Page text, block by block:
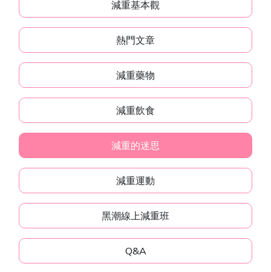
減重基本觀
熱門文章
減重藥物
減重飲食
減重的迷思
減重運動
黑潮線上減重班
Q&A